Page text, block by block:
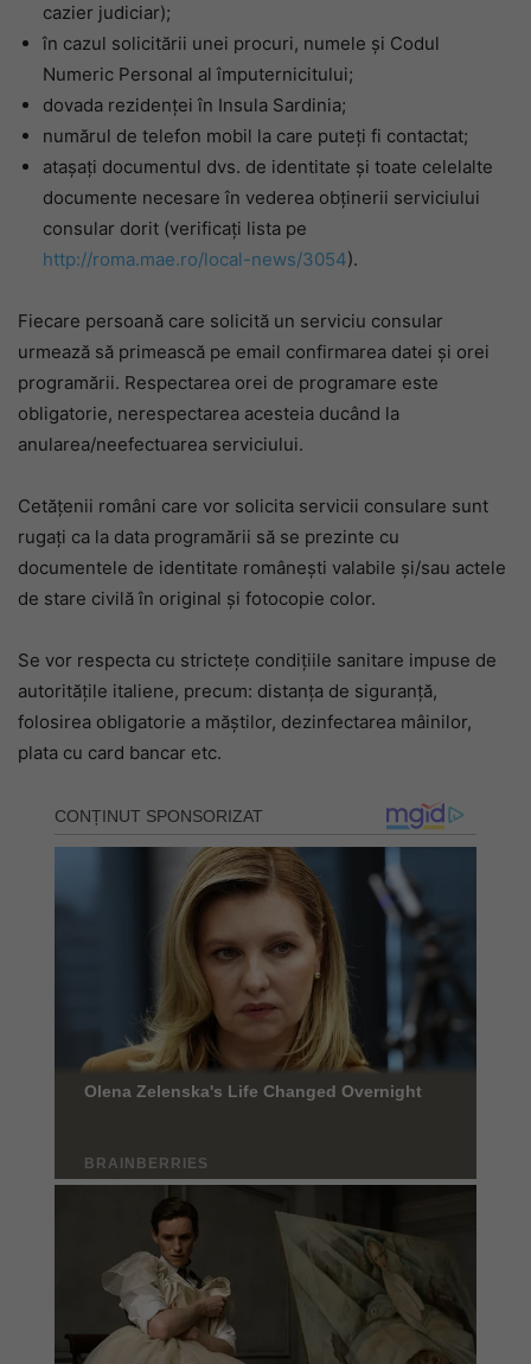
cazier judiciar);
în cazul solicitării unei procuri, numele și Codul
Numeric Personal al împuternicitului;
dovada rezidenței în Insula Sardinia;
numărul de telefon mobil la care puteți fi contactat;
atașați documentul dvs. de identitate și toate celelalte
documente necesare în vederea obținerii serviciului
consular dorit (verificați lista pe
http://roma.mae.ro/local-news/3054).
Fiecare persoană care solicită un serviciu consular
urmează să primească pe email confirmarea datei și orei
programării. Respectarea orei de programare este
obligatorie, nerespectarea acesteia ducând la
anularea/neefectuarea serviciului.
Cetățenii români care vor solicita servicii consulare sunt
rugați ca la data programării să se prezinte cu
documentele de identitate românești valabile și/sau actele
de stare civilă în original și fotocopie color.
Se vor respecta cu strictețe condițiile sanitare impuse de
autoritățile italiene, precum: distanța de siguranță,
folosirea obligatorie a măștilor, dezinfectarea mâinilor,
plata cu card bancar etc.